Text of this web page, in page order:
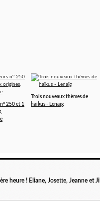
250 et 1
Trois nouveaux thèmes de
haïkus - Lenaïg
heure ! Eliane, Josette, Jeanne et Jill